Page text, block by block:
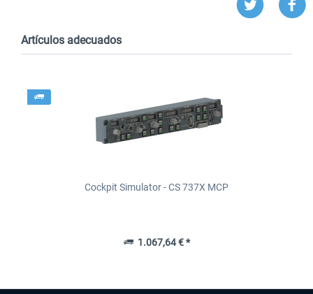
Artículos adecuados
Cockpit Simulator - CS 737X MCP
1.067,64 € *